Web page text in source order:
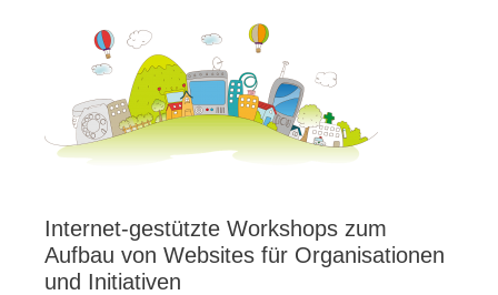
Internet-gestützte Workshops zum
Aufbau von Websites für Organisationen
und Initiativen